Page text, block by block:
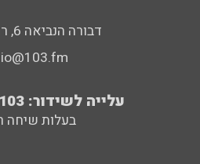
דבורה הנביאה 6, רמת השרון
עלייה לשידור: 0552-103-103
בעלות שיחה